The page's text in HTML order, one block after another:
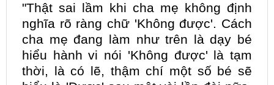
"Thật sai lầm khi cha mẹ không định
nghĩa rõ ràng chữ 'Không được'. Cách
cha mẹ đang làm như trên là dạy bé
hiểu hành vi nói 'Không được' là tạm
thời, là có lẽ, thậm chí một số bé sẽ